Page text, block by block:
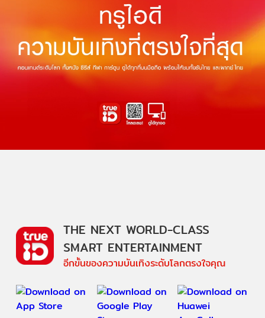
THE NEXT WORLD-CLASS
SMART ENTERTAINMENT
อีกขั้นของความบันเทิงระดับโลกตรงใจคุณ